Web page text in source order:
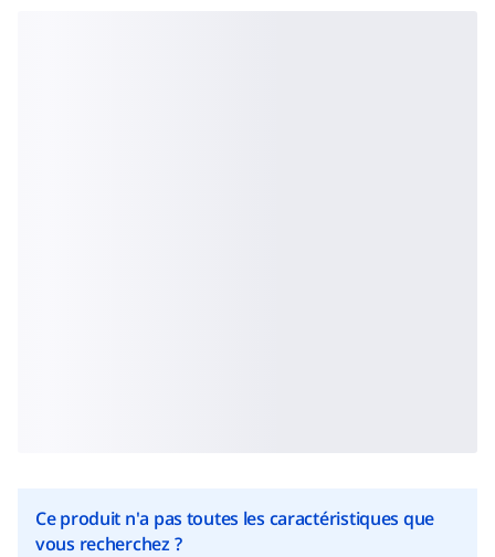
Ce produit n'a pas toutes les caractéristiques que
vous recherchez ?